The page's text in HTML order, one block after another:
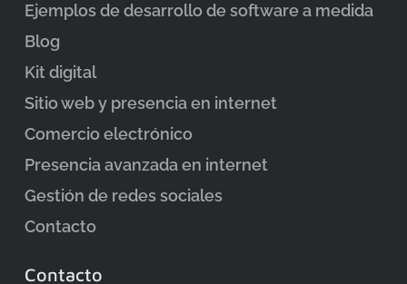
Ejemplos de desarrollo de software a medida
Blog
Kit digital
Sitio web y presencia en internet
Comercio electrónico
Presencia avanzada en internet
Gestión de redes sociales
Contacto
Contacto